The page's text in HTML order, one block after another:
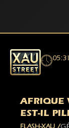
AFRIQUE
EST-IL